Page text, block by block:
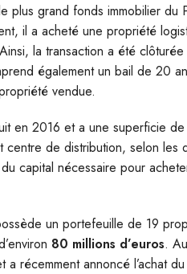
plus grand fonds immobilier du
il a acheté une propriété
la transaction a été
également un bail de 20
vendue.
en 2016 et a une superficie de
centre de distribution, selon les
capital nécessaire pour
un portefeuille de 19
80 millions d’euros.
a récemment annoncé l’achat